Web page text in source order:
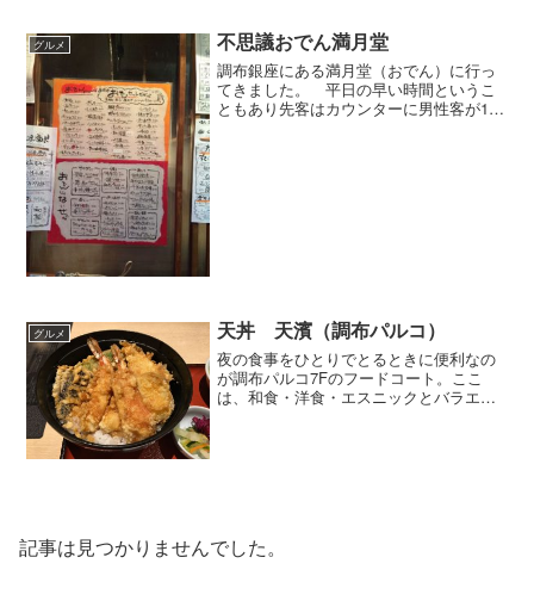
グルメ 不思議おでん満月堂
調布銀座にある満月堂（おでん）に行っ
てきました。 平日の早い時間というこ
ともあり先客はカウンターに男性客が1名
グルメ 天丼 天濱（調布パルコ）
夜の食事をひとりでとるときに便利なの
が調布パルコ7Fのフードコート。ここ
は、和食・洋食・エスニックとバラエテ
記事は見つかりませんでした。